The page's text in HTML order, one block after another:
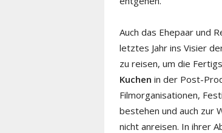
Auch das Ehepaar und
letztes Jahr ins Visier
zu reisen, um die
Kuchen in der Post-
Filmorganisationen,
bestehen und auch zur
nicht anreisen. In ihrer